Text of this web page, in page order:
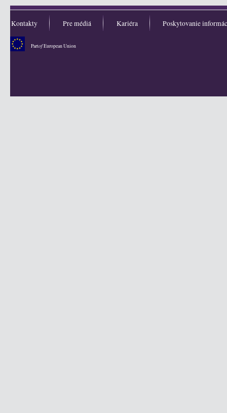
Kontakty Pre médiá Kariéra Poskytovanie
PartofEuropean Union